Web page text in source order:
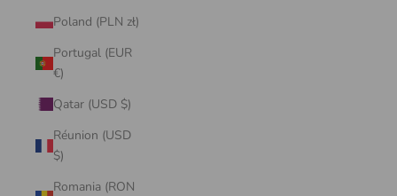
Poland (PLN zł)
Portugal (EUR
€)
Qatar (USD $)
Réunion (USD
$)
Romania (RON